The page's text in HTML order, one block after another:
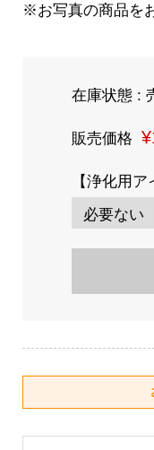
※お写真の商品を
在庫状態 :
販売価格
【浄化用